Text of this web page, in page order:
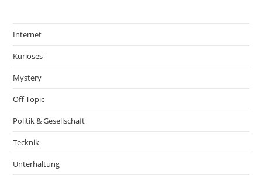
Internet
Kurioses
Mystery
Off Topic
Politik & Gesellschaft
Tecknik
Unterhaltung